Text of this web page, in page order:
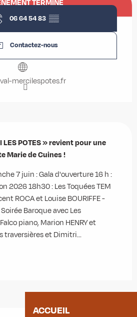
ACCUEIL
TERMINÉ
06 64 54 83 ▒▒
Contactez-nous
mercilespotes.fr
LES POTES » revient pour une
Marie de Cuines !
7 juin : Gala d'ouverture 16 h :
2026 18h30 : Les Toquées TEM
ROCA et Louise BOURIFFE -
Baroque avec Les
piano, Marion HENRY et
traversières et Dimitri...